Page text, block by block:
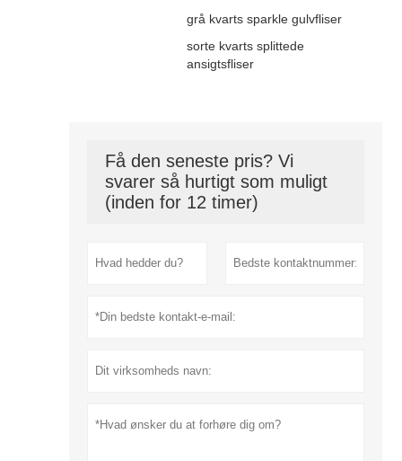
grå kvarts sparkle gulvfliser
sorte kvarts splittede
ansigtsfliser
Få den seneste pris? Vi
svarer så hurtigt som muligt
(inden for 12 timer)